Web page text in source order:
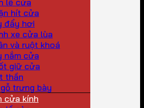
hít cửa
đẩy hơi
xe cửa lùa
và ruột khoá
nắm cửa
giữ cửa
thần
trưng bày
cửa kính